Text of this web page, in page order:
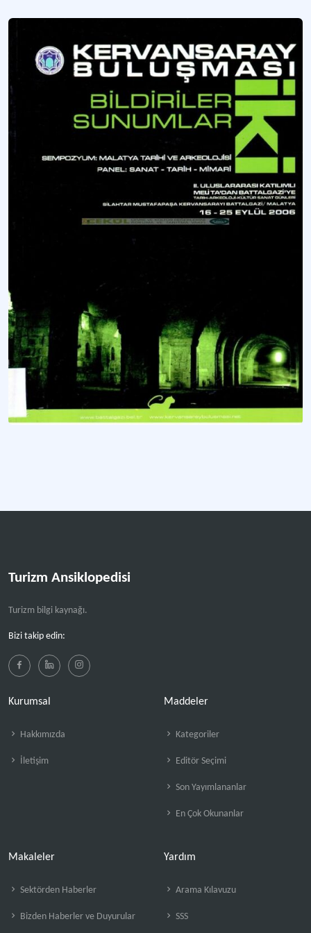
Turizm Ansiklopedisi
Turizm bilgi kaynağı.
Bizi takip edin:
Kurumsal
Hakkımızda
İletişim
Maddeler
Kategoriler
Editör Seçimi
Son Yayımlananlar
En Çok Okunanlar
Makaleler
Sektörden Haberler
Bizden Haberler ve Duyurular
Yardım
Arama Kılavuzu
SSS